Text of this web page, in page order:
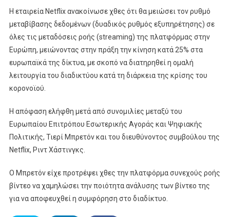
Το
Netflix
Η εταιρεία Netflix ανακοίνωσε χθες ότι θα μειώσει τον ρυθμό
μεταβίβασης δεδομένων (δυαδικός ρυθμός εξυπηρέτησης) σε
όλες τις μεταδόσεις ροής (streaming) της πλατφόρμας στην
Ευρώπη, μειώνοντας στην πράξη την κίνηση κατά 25% στα
ευρωπαϊκά της δίκτυα, με σκοπό να διατηρηθεί η ομαλή
λειτουργία του διαδικτύου κατά τη διάρκεια της κρίσης του
κορονοϊού.
Η απόφαση ελήφθη μετά από συνομιλίες μεταξύ του
Ευρωπαίου Επιτρόπου Εσωτερικής Αγοράς και Ψηφιακής
Πολιτικής, Τιερί Μπρετόν και του διευθύνοντος συμβούλου της
Netflix, Ριντ Χάστινγκς.
Ο Μπρετόν είχε προτρέψει χθες την πλατφόρμα συνεχούς ροής
βίντεο να χαμηλώσει την ποιότητα ανάλυσης των βίντεο της
για να αποφευχθεί η συμφόρηση στο διαδίκτυο.